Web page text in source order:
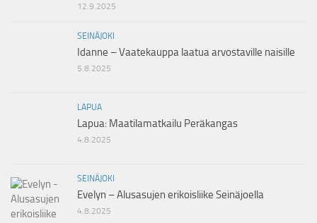
12.9.2025
SEINÄJOKI
Idanne – Vaatekauppa laatua arvostaville naisille
5.8.2025
LAPUA
Lapua: Maatilamatkailu Peräkangas
4.8.2025
SEINÄJOKI
Evelyn – Alusasujen erikoisliike Seinäjoella
4.8.2025